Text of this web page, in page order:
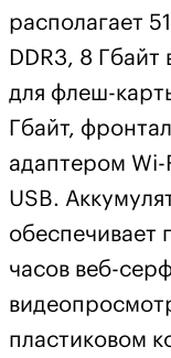
располагает
DDR3, 8
для флеш-
Гбайт,
адаптером
USB.
обеспечивает
часов веб-
пластиковом